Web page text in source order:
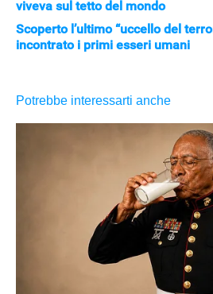
viveva sul tetto del mondo
Scoperto l’ultimo “uccello del
incontrato i primi esseri umani